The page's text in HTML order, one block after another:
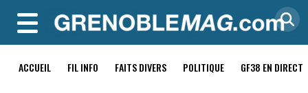
MENU
ACCUEIL FIL INFO FAITS DIVERS POLITIQUE GF38 EN DIRECT